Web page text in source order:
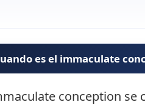
es el immaculate
conception se